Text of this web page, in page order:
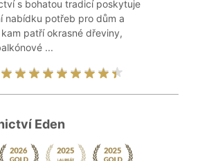
s bohatou tradicí poskytuje
nabídku potřeb pro dům a
patří okrasné dřeviny,
...
Eden